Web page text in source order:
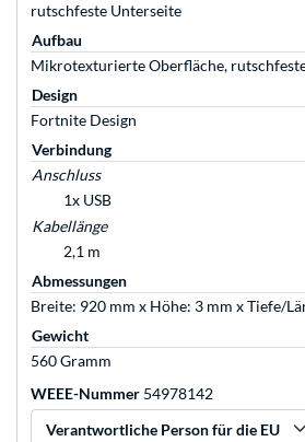
rutschfeste Unterseite
Aufbau
Mikrotexturierte Oberfläche,
Design
Fortnite Design
Verbindung
Anschluss
1x USB
Kabellänge
2,1 m
Abmessungen
Breite: 920 mm x Höhe: 3 mm x Tiefe/
Gewicht
560 Gramm
WEEE-Nummer 54978142
Verantwortliche Person für die EU